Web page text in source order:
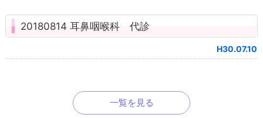
20180814 耳鼻咽喉科 代診
H30.07.10
一覧を見る